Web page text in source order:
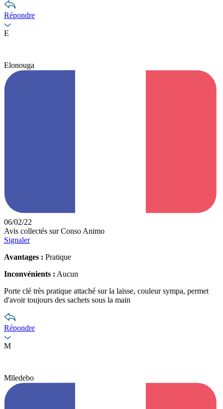
Répondre
E
Elonouga
06/02/22
Avis collectés sur Conso Animo
Signaler
Avantages : Pratique
Inconvénients : Aucun
Porte clé très pratique attaché sur la laisse, couleur sympa, permet
d'avoir toujours des sachets sous la main
Répondre
M
Mlledebo